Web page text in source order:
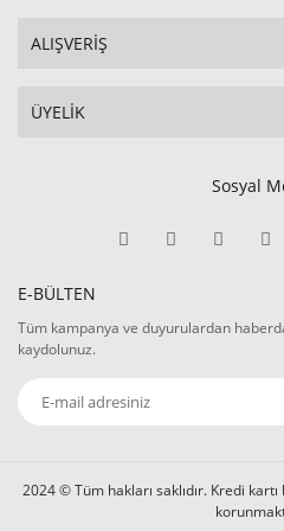
ALIŞVERİŞ
ÜYELİK
Sosyal
E-BÜLTEN
Tüm kampanya ve duyurulardan
kaydolunuz.
2024 © Tüm hakları saklıdır. Kredi